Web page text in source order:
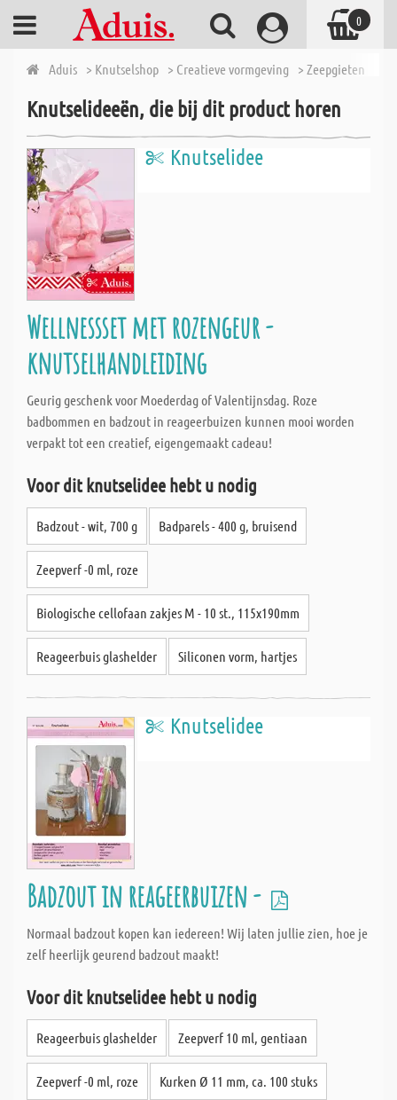
Aduis > Knutselshop > Creatieve vormgeving > Zeepgieten
Knutselideeën, die bij dit product horen
Knutselidee
Wellnessset met rozengeur -
knutselhandleiding
Geurig geschenk voor Moederdag of Valentijnsdag. Roze
badbommen en badzout in reageerbuizen kunnen mooi worden
verpakt tot een creatief, eigengemaakt cadeau!
Voor dit knutselidee hebt u nodig
Badzout - wit, 700 g Badparels - 400 g, bruisend
Zeepverf -0 ml, roze
Biologische cellofaan zakjes M - 10 st., 115x190mm
Reageerbuis glashelder Siliconen vorm, hartjes
Knutselidee
Badzout in reageerbuizen -
Normaal badzout kopen kan iedereen! Wij laten jullie zien, hoe je
zelf heerlijk geurend badzout maakt!
Voor dit knutselidee hebt u nodig
Reageerbuis glashelder Zeepverf 10 ml, gentiaan
Zeepverf -0 ml, roze Kurken Ø 11 mm, ca. 100 stuks
0